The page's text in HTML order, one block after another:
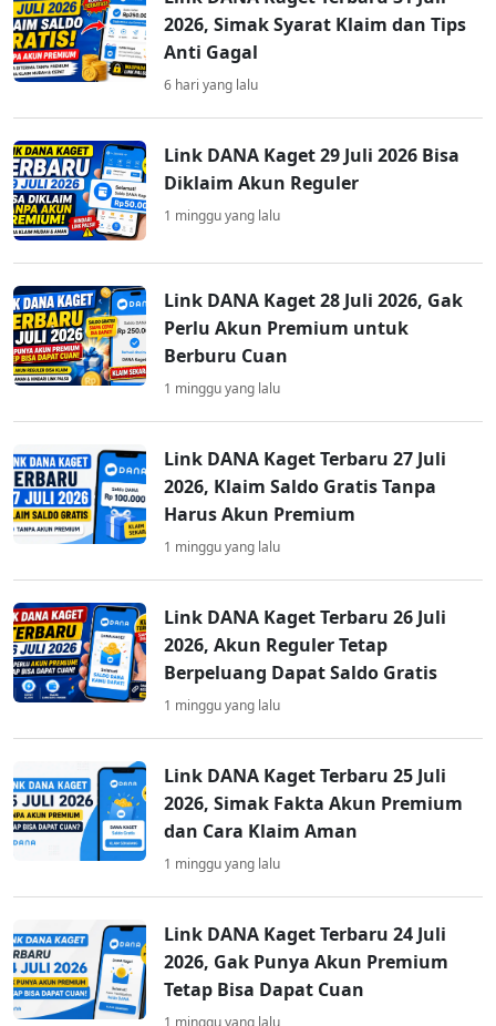
2026, Simak Syarat Klaim dan Tips
Anti Gagal
6 hari yang lalu
Link DANA Kaget 29 Juli 2026 Bisa
Diklaim Akun Reguler
1 minggu yang lalu
Link DANA Kaget 28 Juli 2026, Gak
Perlu Akun Premium untuk
Berburu Cuan
1 minggu yang lalu
Link DANA Kaget Terbaru 27 Juli
2026, Klaim Saldo Gratis Tanpa
Harus Akun Premium
1 minggu yang lalu
Link DANA Kaget Terbaru 26 Juli
2026, Akun Reguler Tetap
Berpeluang Dapat Saldo Gratis
1 minggu yang lalu
Link DANA Kaget Terbaru 25 Juli
2026, Simak Fakta Akun Premium
dan Cara Klaim Aman
1 minggu yang lalu
Link DANA Kaget Terbaru 24 Juli
2026, Gak Punya Akun Premium
Tetap Bisa Dapat Cuan